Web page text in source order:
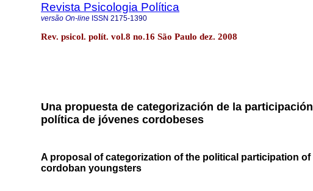
Revista Psicologia Política
versão On-line ISSN 2175-1390
Rev. psicol. polít. vol.8 no.16 São Paulo dez. 2008
Una propuesta de categorización de la participación
política de jóvenes cordobeses
A proposal of categorization of the political participation of
cordoban youngsters